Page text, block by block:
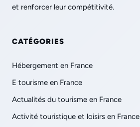
et renforcer leur compétitivité.
CATÉGORIES
Hébergement en France
E tourisme en France
Actualités du tourisme en France
Activité touristique et loisirs en France